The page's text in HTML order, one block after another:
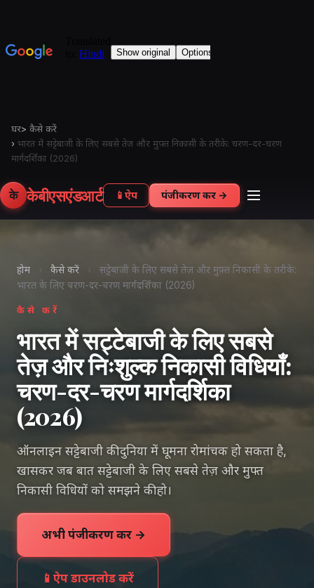
घर> कैसे करें
› भारत में सट्टेबाजी के लिए सबसे तेज़ और मुफ़्त निकासी के तरीके: चरण-दर-चरण
मार्गदर्शिका (2026)
के केबीएसएंडआर्ट 📱 ऐप पंजीकरण करें →
होम › कैसे करें ›
सट्टेबाजी के लिए सबसे तेज़ और मुफ़्त निकासी के तरीके:
भारत के लिए चरण-दर-चरण मार्गदर्शिका (2026)
कैसे करें
भारत में सट्टेबाजी के लिए सबसे
तेज़ और निःशुल्क निकासी विधियाँ:
चरण-दर-चरण मार्गदर्शिका
(2026)
ऑनलाइन सट्टेबाजी की दुनिया में घूमना रोमांचक हो सकता है,
खासकर जब बात सट्टेबाजी के लिए सबसे तेज़ और मुफ्त
निकासी विधियों को समझने की हो।
अभी पंजीकरण करें →
📱 ऐप डाउनलोड करें